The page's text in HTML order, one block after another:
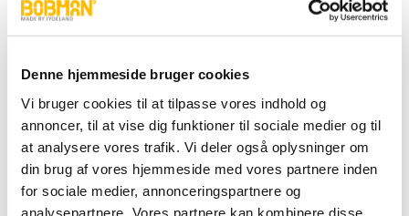
Denne hjemmeside bruger cookies
Vi bruger cookies til at tilpasse vores indhold og
annoncer, til at vise dig funktioner til sociale medier og til
at analysere vores trafik. Vi deler også oplysninger om
din brug af vores hjemmeside med vores partnere inden
for sociale medier, annonceringspartnere og
analysepartnere. Vores partnere kan kombinere disse
Cylindere
Fittings
Motor
Pumper
Slanger
Ventiler
Hjul & Dæk
Elektronik & Transmission
Karosseri & Beslag mm.